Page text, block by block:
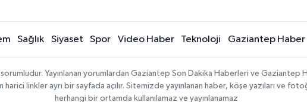
Sağlık Siyaset Spor Video Haber Teknoloji Gaziantep Haber
sorumludur. Yayınlanan yorumlardan Gaziantep Son Dakika Haberleri ve
linkler ayrı bir sayfada açılır. Sitemizde yayınlanan haber, köşe yazıları ve
herhangi bir ortamda kullanılamaz ve yayınlanamaz